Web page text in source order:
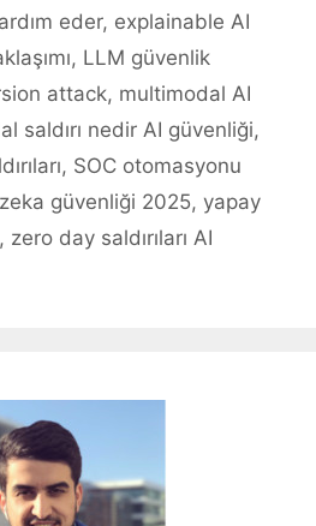
eder, explainable AI
, LLM güvenlik
attack, multimodal AI
saldırı nedir AI güvenliği,
, SOC otomasyonu
güvenliği 2025, yapay
, zero day saldırıları AI